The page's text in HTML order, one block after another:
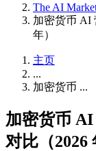
The AI
加密货币 AI
年）
主页
...
加密货币 ...
加密货币
对比（2026